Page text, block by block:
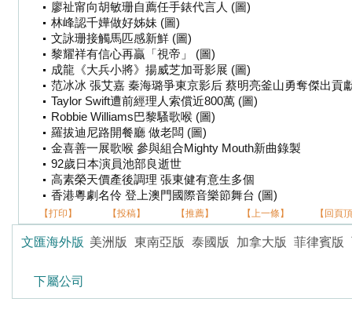
廖祉甯向胡敏珊自薦任手錶代言人 (圖)
林峰認千嬅做好姊妹 (圖)
文詠珊接觸馬匹感新鮮 (圖)
黎耀祥有信心再贏「視帝」 (圖)
成龍《大兵小將》揚威芝加哥影展 (圖)
范冰冰 張艾嘉 秦海璐爭東京影后 蔡明亮釜山勇奪傑出貢
Taylor Swift遭前經理人索償近800萬 (圖)
Robbie Williams巴黎騷歌喉 (圖)
羅拔迪尼路開餐廳 做老闆 (圖)
金喜善一展歌喉 參與組合Mighty Mouth新曲錄製
92歲日本演員池部良逝世
高素榮天價產後調理 張東健有意生多個
香港粵劇名伶 登上澳門國際音樂節舞台 (圖)
【打印】 【投稿】 【推薦】 【上一條】 【回頁
文匯海外版 美洲版 東南亞版 泰國版 加拿大版 菲律賓版
下屬公司